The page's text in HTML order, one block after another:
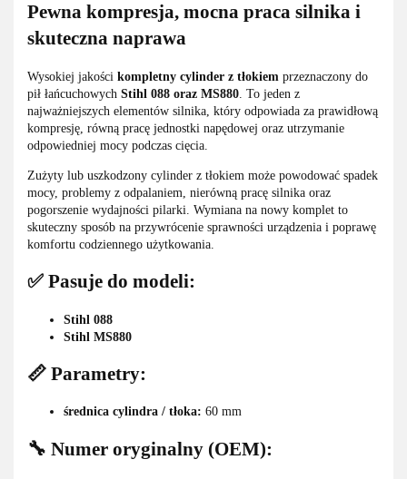
Pewna kompresja, mocna praca silnika i
skuteczna naprawa
Wysokiej jakości kompletny cylinder z tłokiem przeznaczony do
pił łańcuchowych Stihl 088 oraz MS880 . To jeden z
najważniejszych elementów silnika, który odpowiada za prawidłową
kompresję, równą pracę jednostki napędowej oraz utrzymanie
odpowiedniej mocy podczas cięcia.
Zużyty lub uszkodzony cylinder z tłokiem może powodować spadek
mocy, problemy z odpalaniem, nierówną pracę silnika oraz
pogorszenie wydajności pilarki. Wymiana na nowy komplet to
skuteczny sposób na przywrócenie sprawności urządzenia i poprawę
komfortu codziennego użytkowania.
✅ Pasuje do modeli:
Stihl 088
Stihl MS880
📏 Parametry:
średnica cylindra / tłoka: 60 mm
🔧 Numer oryginalny (OEM):